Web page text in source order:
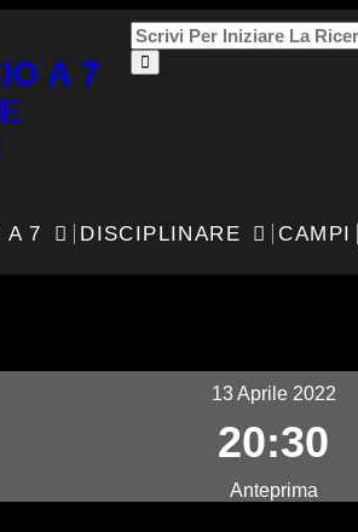
A 7
A 7 DISCIPLINARE CAMPI
13 Aprile 2022
20:30
Anteprima